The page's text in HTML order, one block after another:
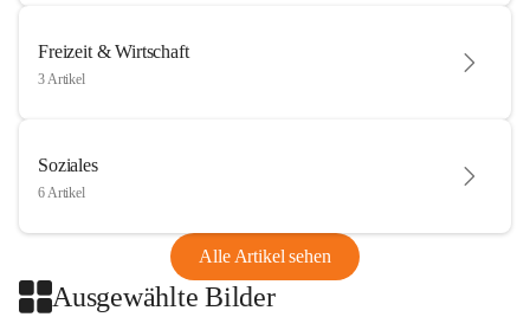
Freizeit & Wirtschaft
3 Artikel
Soziales
6 Artikel
Alle Artikel sehen
Ausgewählte Bilder